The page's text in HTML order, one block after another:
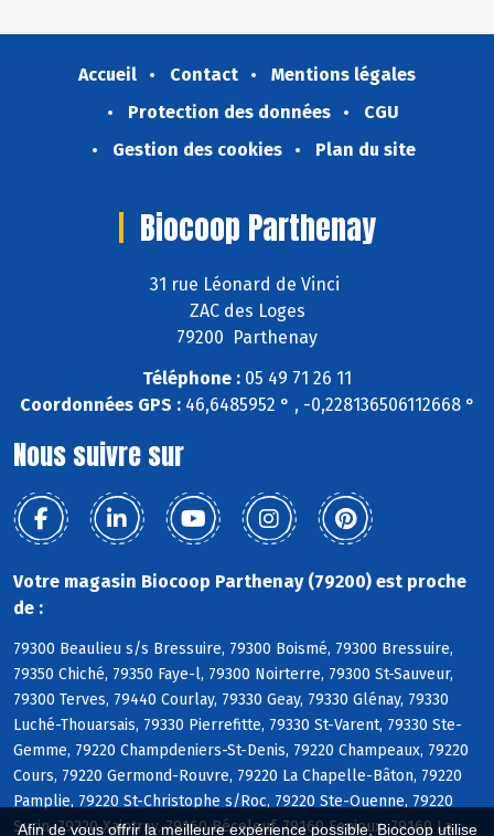
Afin de vous offrir la meilleure expérience possible, Biocoop utilise
Accueil Contact
Mentions légales
Protection des données
CGU
Gestion des cookies
Plan du site
Biocoop Parthenay
31 rue Léonard de Vinci
ZAC des Loges
79200 Parthenay
Téléphone : 05 49 71 26 11
Coordonnées GPS :46,6485952 ° , -0,228136506112668 °
Nous suivre sur
Votre magasin Biocoop Parthenay (79200) est proche
de :
79300 Beaulieu s/s Bressuire, 79300 Boismé, 79300 Bressuire,
79350 Chiché, 79350 Faye-l, 79300 Noirterre, 79300 St-Sauveur,
79300 Terves, 79440 Courlay, 79330 Geay, 79330 Glénay, 79330
Luché-Thouarsais, 79330 Pierrefitte, 79330 St-Varent, 79330 Ste-
Gemme, 79220 Champdeniers-St-Denis, 79220 Champeaux, 79220
Cours, 79220 Germond-Rouvre, 79220 La Chapelle-Bâton, 79220
Pamplie, 79220 St-Christophe s/Roc, 79220 Ste-Ouenne, 79220
Surin, 79220 Xaintray, 79160 Béceleuf, 79160 Fenioux, 79160 La